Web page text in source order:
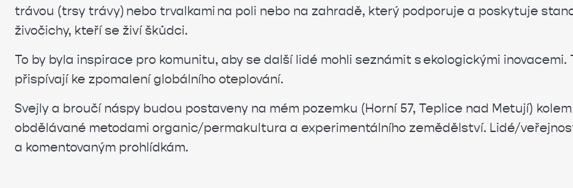
trávou (trsy trávy) nebo trvalkami na poli nebo na zahradě, který podporuje a poskytuje
živočichy, kteří se živí škůdci.
To by byla inspirace pro komunitu, aby se další lidé mohli seznámit s ekologickými
přispívají ke zpomalení globálního oteplování.
Svejlya broučí náspy budou postaveny na mém pozemku (Horní 57, Teplice nad Metují)
obdělávané metodami organic/permakultura a experimentálního zemědělství. Lidé/
a komentovaným prohlídkám.